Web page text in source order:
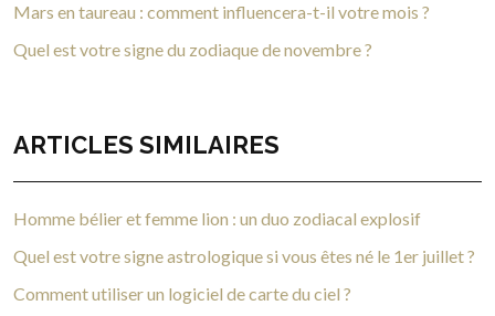
Mars en taureau : comment influencera-t-il votre mois ?
Quel est votre signe du zodiaque de novembre ?
ARTICLES SIMILAIRES
Homme bélier et femme lion : un duo zodiacal explosif
Quel est votre signe astrologique si vous êtes né le 1er juillet ?
Comment utiliser un logiciel de carte du ciel ?